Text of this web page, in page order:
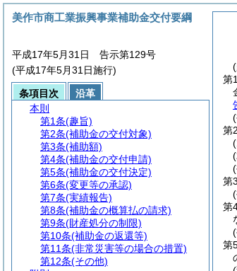
第
第
第
第
第
美作市商工業振興事業補助金交付要綱
平成17年5月31日 告示第129号
(平成17年5月31日施行)
条項目次
沿革
本則
第1条(趣旨)
第2条(補助金の交付対象)
第3条(補助額)
第4条(補助金の交付申請)
第5条(補助金の交付決定)
第6条(変更等の承認)
第7条(実績報告)
第8条(補助金の概算払の請求)
第9条(財産処分の制限)
第10条(補助金の返還等)
第11条(非常災害等の場合の措置)
第12条(その他)